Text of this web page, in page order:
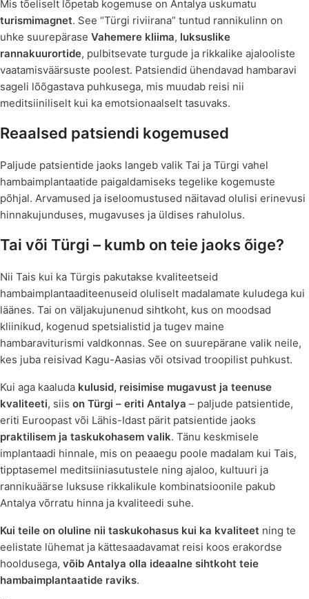
Mis tõeliselt lõpetab kogemuse on Antalya uskumatu
turismimagnet. See “Türgi riviirana” tuntud rannikulinn on
uhke suurepärase Vahemere kliima, luksuslike
rannakuurortide, pulbitsevate turgude ja rikkalike ajalooliste
vaatamisväärsuste poolest. Patsiendid ühendavad hambaravi
sageli lõõgastava puhkusega, mis muudab reisi nii
meditsiiniliselt kui ka emotsionaalselt tasuvaks.
Reaalsed patsiendi kogemused
Paljude patsientide jaoks langeb valik Tai ja Türgi vahel
hambaimplantaatide paigaldamiseks tegelike kogemuste
põhjal. Arvamused ja iseloomustused näitavad olulisi erinevusi
hinnakujunduses, mugavuses ja üldises rahulolus.
Tai või Türgi – kumb on teie jaoks õige?
Nii Tais kui ka Türgis pakutakse kvaliteetseid
hambaimplantaaditeenuseid oluliselt madalamate kuludega kui
läänes. Tai on väljakujunenud sihtkoht, kus on moodsad
kliinikud, kogenud spetsialistid ja tugev maine
hambaraviturismi valdkonnas. See on suurepärane valik neile,
kes juba reisivad Kagu-Aasias või otsivad troopilist puhkust.
Kui aga kaaluda kulusid, reisimise mugavust ja teenuse
kvaliteeti, siis on Türgi – eriti Antalya – paljude patsientide,
eriti Euroopast või Lähis-Idast pärit patsientide jaoks
praktilisem ja taskukohasem valik. Tänu keskmisele
implantaadi hinnale, mis on peaaegu poole madalam kui Tais,
tipptasemel meditsiiniasutustele ning ajaloo, kultuuri ja
rannikuäärse luksuse rikkalikule kombinatsioonile pakub
Antalya võrratu hinna ja kvaliteedi suhe.
Kui teile on oluline nii taskukohasus kui ka kvaliteet ning te
eelistate lühemat ja kättesaadavamat reisi koos erakordse
hooldusega, võib Antalya olla ideaalne sihtkoht teie
hambaimplantaatide raviks.